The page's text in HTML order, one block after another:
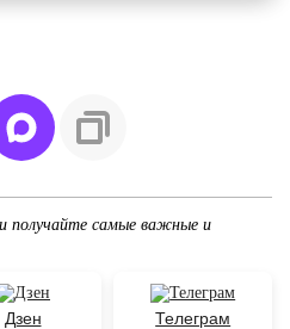
получайте самые важные и
Дзен Телеграм